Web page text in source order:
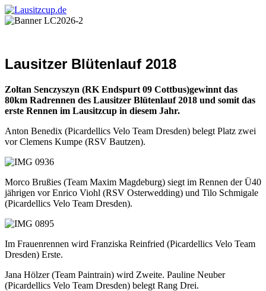
Lausitzer Blütenlauf 2018
Zoltan Senczyszyn (RK Endspurt 09 Cottbus)gewinnt das
80km Radrennen des Lausitzer Blütenlauf 2018 und somit das
erste Rennen im Lausitzcup in diesem Jahr.
Anton Benedix (Picardellics Velo Team Dresden) belegt Platz zwei
vor Clemens Kumpe (RSV Bautzen).
Morco Brußies (Team Maxim Magdeburg) siegt im Rennen der Ü40
jährigen vor Enrico Viohl (RSV Osterwedding) und Tilo Schmigale
(Picardellics Velo Team Dresden).
Im Frauenrennen wird Franziska Reinfried (Picardellics Velo Team
Dresden) Erste.
Jana Hölzer (Team Paintrain) wird Zweite. Pauline Neuber
(Picardellics Velo Team Dresden) belegt Rang Drei.